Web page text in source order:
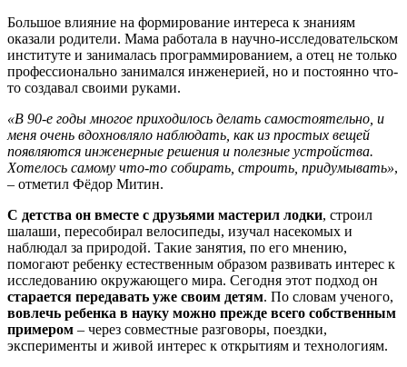
Большое влияние на формирование интереса к знаниям
оказали родители. Мама работала в научно-исследовательском
институте и занималась программированием, а отец не только
профессионально занимался инженерией, но и постоянно что-
то создавал своими руками.
«В 90-е годы многое приходилось делать самостоятельно, и
меня очень вдохновляло наблюдать, как из простых вещей
появляются инженерные решения и полезные устройства.
Хотелось самому что-то собирать, строить, придумывать»,
– отметил Фёдор Митин.
С детства он вместе с друзьями мастерил лодки, строил
шалаши, пересобирал велосипеды, изучал насекомых и
наблюдал за природой. Такие занятия, по его мнению,
помогают ребенку естественным образом развивать интерес к
исследованию окружающего мира. Сегодня этот подход он
старается передавать уже своим детям. По словам ученого,
вовлечь ребенка в науку можно прежде всего собственным
примером – через совместные разговоры, поездки,
эксперименты и живой интерес к открытиям и технологиям.